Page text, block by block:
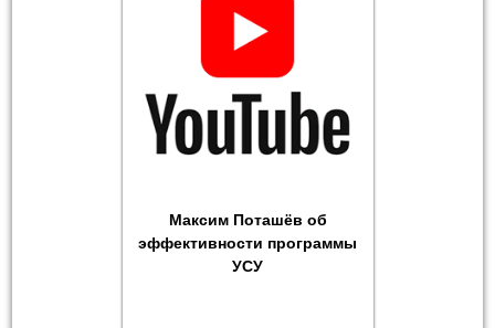
Максим Поташёв об
эффективности программы
УСУ